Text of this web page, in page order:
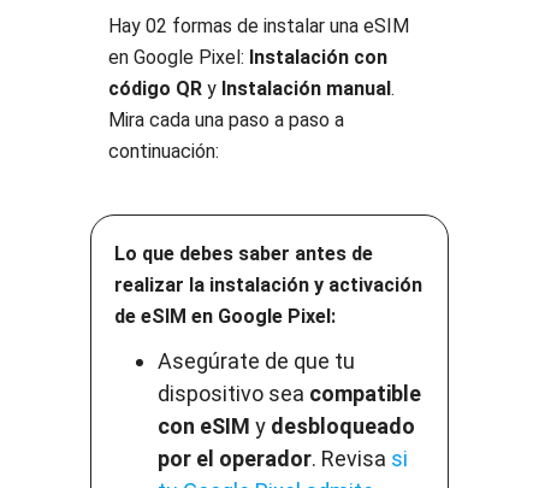
Hay 02 formas de instalar una eSIM
en Google Pixel: Instalación con
código QR y Instalación manual.
Mira cada una paso a paso a
continuación:
Lo que debes saber antes de
realizar la instalación y activación
de eSIM en Google Pixel:
Asegúrate de que tu
dispositivo sea compatible
con eSIM y desbloqueado
por el operador. Revisa si